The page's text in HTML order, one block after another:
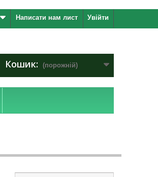
Увійти
Написати нам лист
Кошик: (порожній)